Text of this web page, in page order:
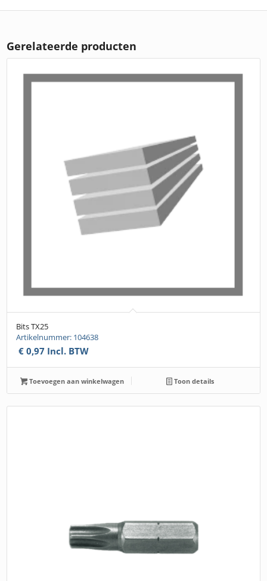
Gerelateerde producten
Bits TX25
Artikelnummer: 104638
€ 0,97 Incl. BTW
Toevoegen aan winkelwagen Toon details